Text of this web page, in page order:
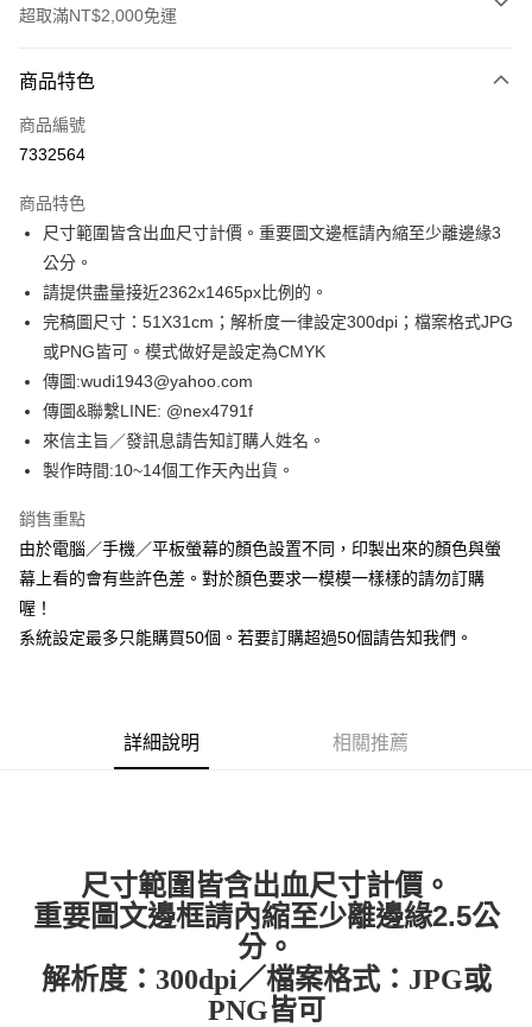
超取滿NT$2,000免運
信用卡一次付款
超商取貨付款
Apple Pay
街口支付
悠遊付
全盈+PAY
AFTEE先享後付
相關說明
【關於「AFTEE先享後付」】
AFTEE先享後付是「在收到商品之後才付款」的支付方式。 讓您購物簡單
１．簡單：不需註冊會員、不需綁卡、不需儲值。
２．便利：只要手機號碼，簡訊認證，即可結帳。
【「AFTEE先享後付」結帳流程】
１．於結帳方式選擇「AFTEE先享後付」後，將跳轉至「AFTEE先享後付」
結帳頁面，進行簡訊認證並確認金額後，即可完成結帳。
※ 請注意：結帳手續完成當下不需立刻繳費，但若您需要取消訂單，請聯絡
【注意事項】
１．透過由恩沛科技股份有限公司提供之「AFTEE先享後付」服務完成之交
易，需依本服務之必要範圍內提供個人資料，並將交易相關給付款項請求債
權轉讓予恩沛科技股份有限公司。
２．關於個人資料處理事宜，請瀏覽以下網址：
https://aftee.tw/terms/#terms3
３．未成年的使用者請事先徵得法定代理人或監護人之同意方可使用
ATM付款
全家付款取貨
每筆NT$65，滿NT$2,000(含以上)免運費
付款後全家取貨
每筆NT$65，滿NT$2,000(含以上)免運費
每筆NT$180，滿NT$10,000(含以上)免運費
每筆NT$100
商品特色
商品編號
7332564
商品特色
尺寸範圍皆含出血尺寸計價。重要圖文邊框請內縮至少離邊緣3
公分。
請提供盡量接近2362x1465px比例的。
完稿圖尺寸：51X31cm；解析度一律設定300dpi；檔案格式JPG
或PNG皆可。模式做好是設定為CMYK
傳圖:wudi1943@yahoo.com
傳圖&聯繫LINE: @nex4791f
來信主旨／發訊息請告知訂購人姓名。
製作時間:10~14個工作天內出貨。
銷售重點
由於電腦／手機／平板螢幕的顏色設置不同，印製出來的顏色與螢
幕上看的會有些許色差。對於顏色要求一模模一樣樣的請勿訂購
喔！
系統設定最多只能購買50個。若要訂購超過50個請告知我們。
詳細說明 相關推薦
尺寸範圍皆含出血尺寸計價。
重要圖文邊框請內縮至少離邊緣2.5公
分。
解析度：300dpi／檔案格式：JPG或
PNG皆可